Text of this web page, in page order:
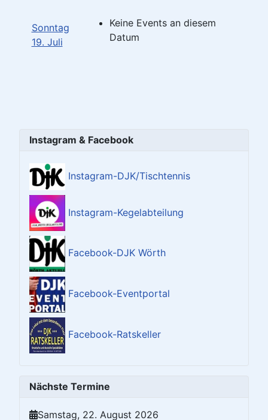
Sonntag
19. Juli
Keine Events an diesem
Datum
Instagram & Facebook
Instagram-DJK/Tischtennis
Instagram-Kegelabteilung
Facebook-DJK Wörth
Facebook-Eventportal
Facebook-Ratskeller
Nächste Termine
Samstag, 22. August 2026